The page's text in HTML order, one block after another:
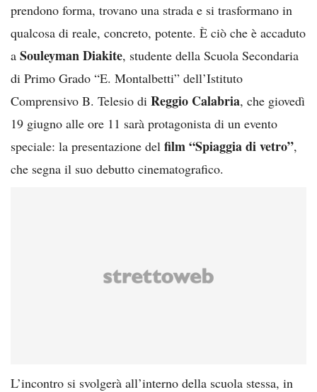
prendono forma, trovano una strada e si trasformano in
qualcosa di reale, concreto, potente. È ciò che è accaduto
a Souleyman Diakite, studente della Scuola Secondaria
di Primo Grado “E. Montalbetti” dell’Istituto
Comprensivo B. Telesio di Reggio Calabria, che giovedì
19 giugno alle ore 11 sarà protagonista di un evento
speciale: la presentazione del film “Spiaggia di vetro”,
che segna il suo debutto cinematografico.
L’incontro si svolgerà all’interno della scuola stessa, in